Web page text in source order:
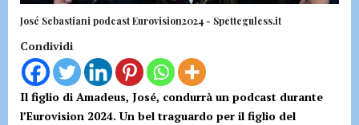
José Sebastiani podcast Eurovision2024 - Spetteguless.it
Condividi
Il figlio di Amadeus, José, condurrà un podcast durante
l’Eurovision 2024. Un bel traguardo per il figlio del